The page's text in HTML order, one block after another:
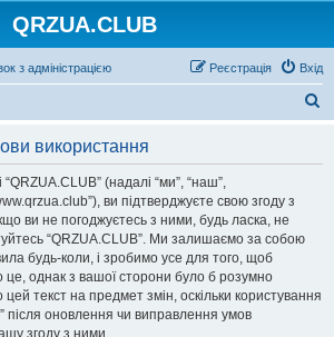
QRZUA.CLUB
з адміністрацією Вхід
Реєстрація
використання
(надалі “ми”, “наш”,
ви підтверджуєте свою згоду з
ви не погоджуєтесь з ними, будь ласка, не
“QRZUA.CLUB”. Ми залишаємо за собою
будь-коли, і зробимо усе для того, щоб
однак з вашої сторони було б розумно
текст на предмет змін, оскільки користування
після оновлення чи виправлення умов
згоду з ними.